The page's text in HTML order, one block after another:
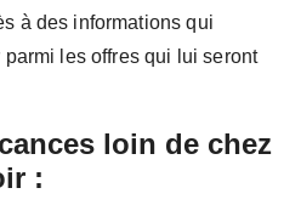
à des informations qui
parmi les offres qui lui seront
loin de chez
: